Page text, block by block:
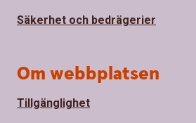
Säkerhet och bedrägerier
Om webbplatsen
Tillgänglighet